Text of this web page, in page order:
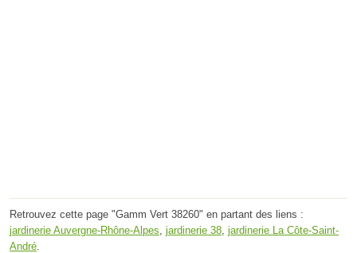
Retrouvez cette page "Gamm Vert 38260" en partant des liens :
jardinerie Auvergne-Rhône-Alpes jardinerie 38 jardinerie La Côte-Saint-
André